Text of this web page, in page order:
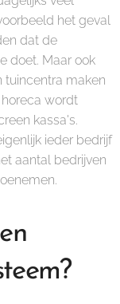
het geval
dat de
doet. Maar ook
tuincentra maken
wordt
kassa's.
ieder bedrijf
aantal bedrijven